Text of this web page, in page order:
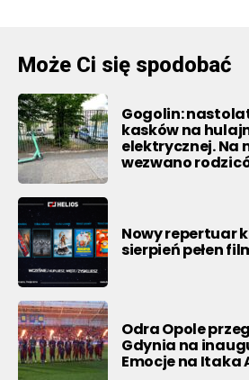
Może Ci się spodobać
Gogolin:
kasków na
elektrycznej. Na
wezwano
Nowy repertuar
sierpień pełen
Odra Opole
Gdynia na
Emocje na Itaka